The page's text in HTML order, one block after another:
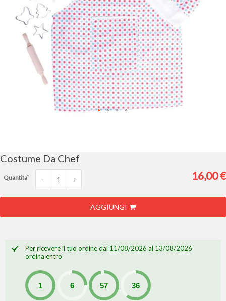
di
immagini
Costume Da Chef
Quantita` - +
AGGIUNGI
16,00 €
Per ricevere il tuo ordine dal 11/08/2026 al 13/08/2026
ordina entro